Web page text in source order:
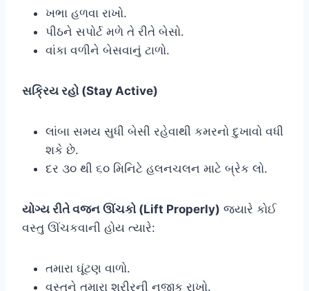
ખભા હળવા રાખો.
પીઠને સપોર્ટ મળે તે રીતે બેસો.
વાંકા વળીને બેસવાનું ટાળો.
સક્રિય રહો (Stay Active)
લાંબા સમય સુધી બેસી રહેવાથી કમરનો દુખાવો વધી
શકે છે.
દર ૩૦ થી ૬૦ મિનિટે હલનચલન માટે બ્રેક લો.
યોગ્ય રીતે વજન ઊંચકો (Lift Properly) જ્યારે કોઈ
વસ્તુ ઊંચકવાની હોય ત્યારે:
તમારા ઘૂંટણ વાળો.
વસ્તુને તમારા શરીરની નજીક રાખો.